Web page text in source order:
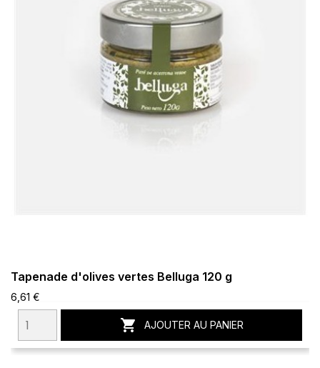
Tapenade d'olives vertes Belluga 120 g
6,61 €
 AJOUTER AU PANIER